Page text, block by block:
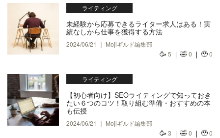
ライティング
未経験から応募できるライター求人はある！実
績なしから仕事を獲得する方法
2024/06/21 ｜ Mojiギルド編集部
🥳 5 🤣0 🥹0
ライティング
【初心者向け】SEOライティングで知っておき
たい６つのコツ！取り組む準備・おすすめの本
も伝授
2024/06/21 ｜ Mojiギルド編集部
🥳 3 🤣0 🥹0